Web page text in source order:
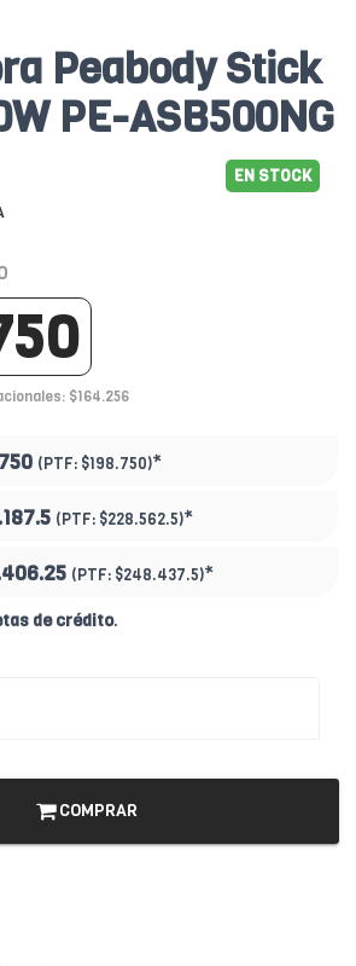
Peabody Stick
PE-ASB500NG
EN STOCK
$164.256
(PTF: $198.750)*
(PTF: $228.562.5)*
(PTF: $248.437.5)*
de crédito.
COMPRAR